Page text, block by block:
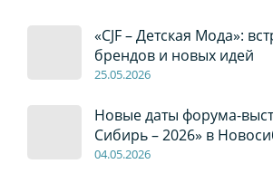
«CJF – Детская Мода»:
брендов и новых идей
25.05.2026
Новые даты форума-
Сибирь – 2026» в
04.05.2026